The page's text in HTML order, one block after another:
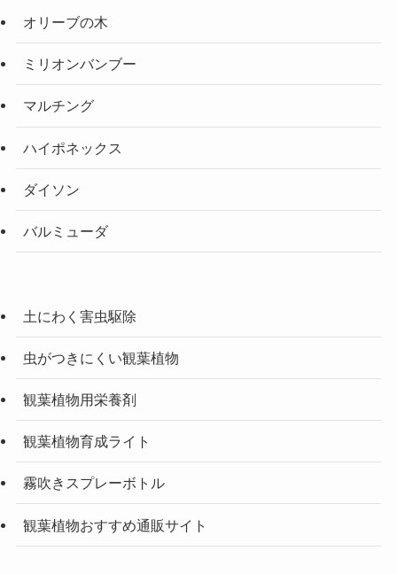
オリーブの木
ミリオンバンブー
マルチング
ハイポネックス
ダイソン
バルミューダ
土にわく害虫駆除
虫がつきにくい観葉植物
観葉植物用栄養剤
観葉植物育成ライト
霧吹きスプレーボトル
観葉植物おすすめ通販サイト